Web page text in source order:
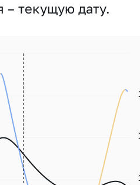
– текущую дату.